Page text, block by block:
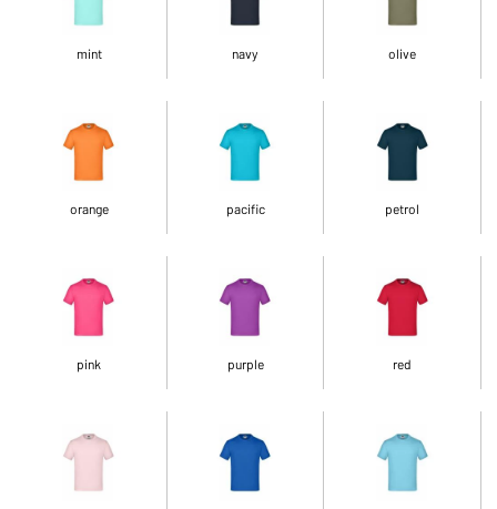
mint navy olive
orange pacific petrol
pink purple red